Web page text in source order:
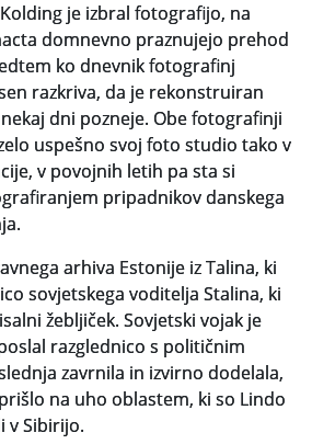
je izbral fotografijo, na
domnevno praznujejo prehod
ko dnevnik fotografinj
razkriva, da je rekonstruiran
dni pozneje. Obe fotografinji
uspešno svoj foto studio tako v
v povojnih letih pa sta si
pripadnikov danskega
arhiva Estonije iz Talina, ki
sovjetskega voditelja Stalina, ki
žebljiček. Sovjetski vojak je
razglednico s političnim
zavrnila in izvirno dodelala,
na uho oblastem, ki so Lindo
v Sibirijo.